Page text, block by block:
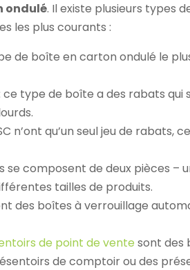
ondulé. Il existe plusieurs types
les plus courants :
de boîte en carton ondulé le
type de boîte a des rabats
n’ont qu’un seul jeu de rabats,
se composent de deux pièces
tailles de produits.
des boîtes à verrouillage
de point de vente sont des
de comptoir ou des